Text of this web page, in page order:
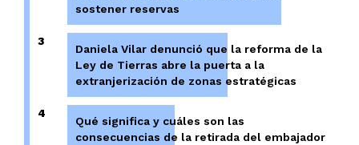
sostener reservas
3
Daniela Vilar denunció que la reforma de la
Ley de Tierras abre la puerta a la
extranjerización de zonas estratégicas
4
Qué significa y cuáles son las
consecuencias de la retirada del embajador